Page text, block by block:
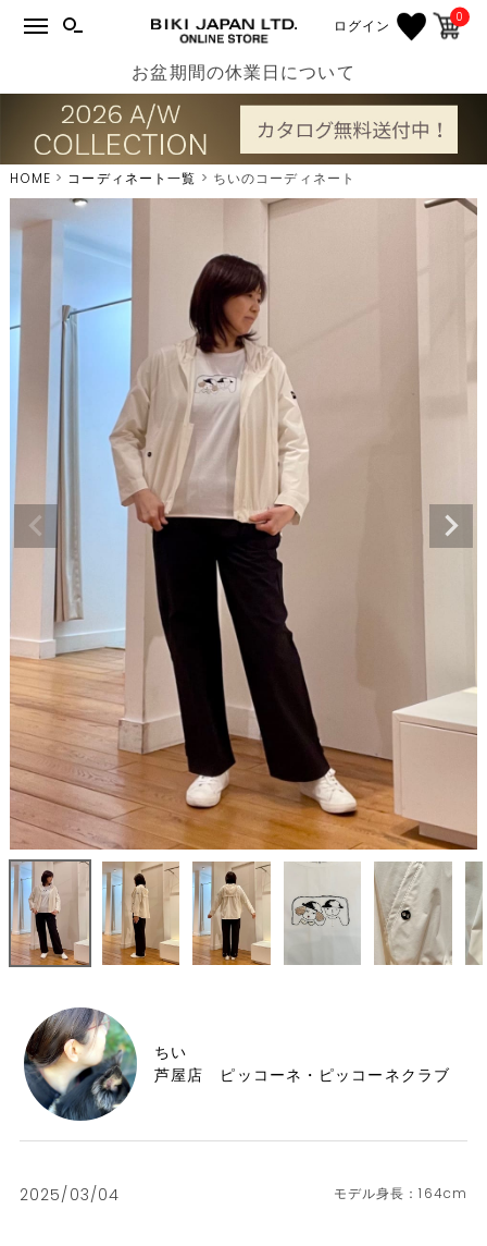
ログイン 0
お盆期間の休業日について
HOME コーディネート一覧 ちいのコーディネート
ちい
芦屋店 ピッコーネ・ピッコーネクラブ
2025/03/04 164cm